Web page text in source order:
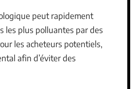
peut rapidement
les plus polluantes par des
les acheteurs potentiels,
afin d’éviter des